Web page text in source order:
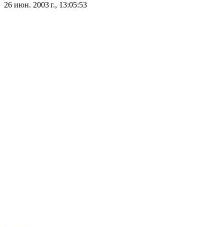
26 июн. 2003 г., 13:05:53